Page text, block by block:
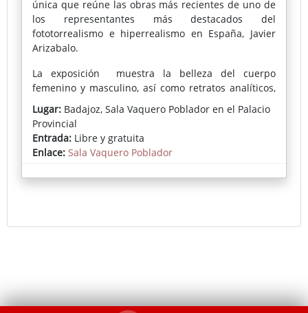
el consumo y apreciación del momento artístico, por
lo que su obra está hecha por él para ellos.
El enfoque teórico de su labor no ha tenido más que
su mente una suerte de confrontación entre lo
gestual y lo geométrico, la exploración temática y la
formal, de ciertas concepciones acerca de la
figuración. Mediante once obras pictóricas de gran
formato, una proyección sobre lienzo, pantalla,
dibujos, cómics, collages, objetos de archivo, una
un gran catálogo, bucearemos en su memoria.
la tierra, los campos, las ciudades. Su éxito artístico
única que reúne las obras más recientes de uno de
los representantes más destacados del
fototorrealismo e hiperrealismo en España, Javier
Arizabalo.
La exposición muestra la belleza del cuerpo
femenino y masculino, así como retratos analíticos,
trayectoria del autor.
Lugar: Badajoz, Sala Vaquero Poblador en el Palacio
Provincial
Entrada: Libre y gratuita
Enlace: Sala Vaquero Poblador